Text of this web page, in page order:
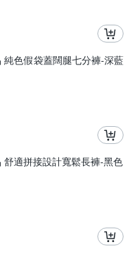
純色假袋蓋闊腿七分褲-深藍
舒適拼接設計寬鬆長褲-黑色